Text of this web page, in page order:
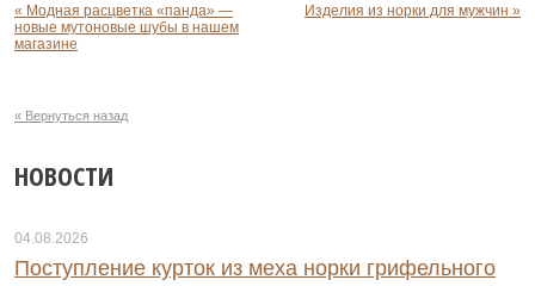
« Модная расцветка «панда» —
новые мутоновые шубы в нашем
магазине
Изделия из норки для мужчин »
« Вернуться назад
НОВОСТИ
04.08.2026
Поступление курток из меха норки грифельного